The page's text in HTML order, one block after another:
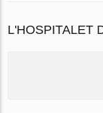
L'HOSPITALET